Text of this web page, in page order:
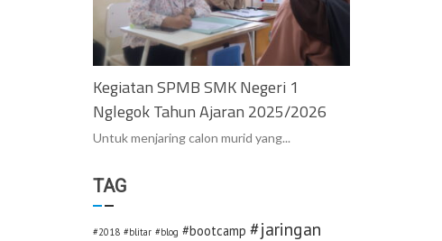
Kegiatan SPMB SMK Negeri 1
Nglegok Tahun Ajaran 2025/2026
Untuk menjaring calon murid yang...
TAG
#2018 #blitar #blog #bootcamp #jaringan